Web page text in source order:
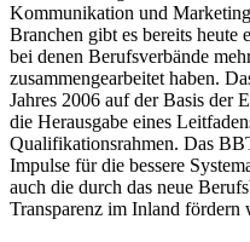
Kommunikation und
Branchen gibt es bereits heute
bei denen Berufsverbände
zusammengearbeitet haben.
Jahres 2006 auf der Basis der
die Herausgabe eines
Qualifikationsrahmen. Das
Impulse für die bessere
auch die durch das neue
Transparenz im Inland fördern